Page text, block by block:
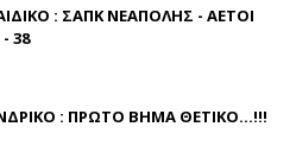
: ΣΑΠΚ ΝΕΑΠΟΛΗΣ - ΑΕΤΟΙ
38
: ΠΡΩΤΟ ΒΗΜΑ ΘΕΤΙΚΟ...!!!